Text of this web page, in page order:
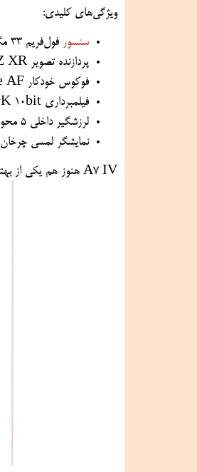
ویژگی‌های کلیدی:
سنسور فول‌فریم 33 مگاپیکسل Exmor R CMOS
پردازنده تصویر BIONZ XR
فوکوس خودکار Real-time Eye AF
فیلمبرداری 4K 10bit
لرزشگیر داخلی 5 محوره
نمایشگر لمسی چرخان
A7 IV هنوز هم یکی از بهترین گزینه‌های هیبریدی بازار محسوب می‌شود.